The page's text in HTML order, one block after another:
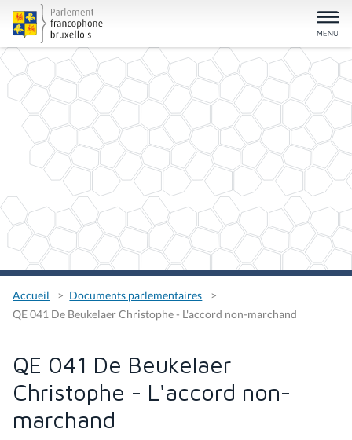
Accueil
Documents parlementaires
QE 041 De Beukelaer Christophe - L'accord non-marchand
QE 041 De Beukelaer
Christophe - L'accord non-
marchand